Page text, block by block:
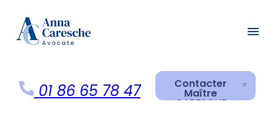
menu
01 86 65 78 47 Contacter
Maître
CARESCHE
Contacter